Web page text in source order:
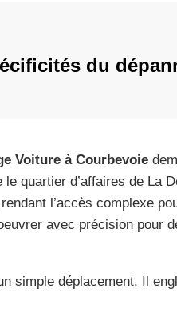
du
Voiture à Courbevoie
quartier d’affaires de La
l’accès complexe
avec précision pour
simple déplacement. Il